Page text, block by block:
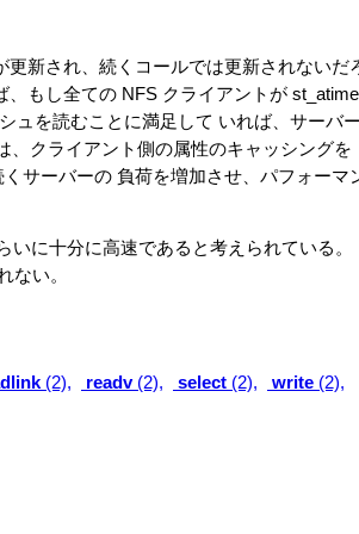
新され、続くコールでは更新されないだ
もし全ての NFS クライアントが st_atime
ュを読むことに満足して いれば、サーバー
、クライアント側の属性のキャッシングを
サーバーの 負荷を増加させ、パフォーマ
いに十分に高速であると考えられている。
ない。
(2), readv(2), select (2), write (2),